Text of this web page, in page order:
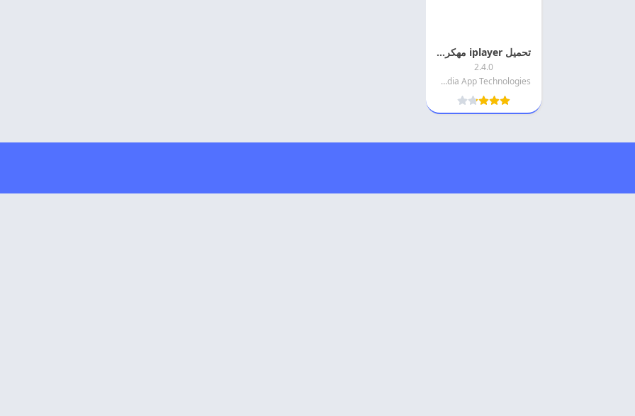
تحميل iplayer مهكر 2026 اخر اصدار
2.4.0
BBC Media App Technologies